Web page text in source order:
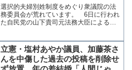
民・山下貴司議員の質問中【KSL
チャンネル】
選択的夫婦別姓制度をめぐり衆議院の法
務委員会が荒れています。 6日に行われ
た自民党の山下貴司元法務大臣による質
ています。そのダイジェスト、ほんの一
部をご覧いただきますが...
立憲・塩村あやか議員、加藤茶さ
んを中傷した過去の投稿を削除せ